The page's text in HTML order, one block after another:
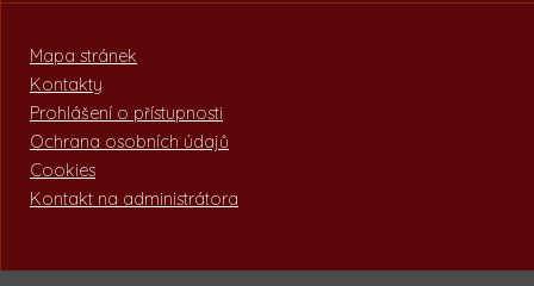
Mapa stránek
Kontakty
Prohlášení o přístupnosti
Ochrana osobních údajů
Cookies
Kontakt na administrátora